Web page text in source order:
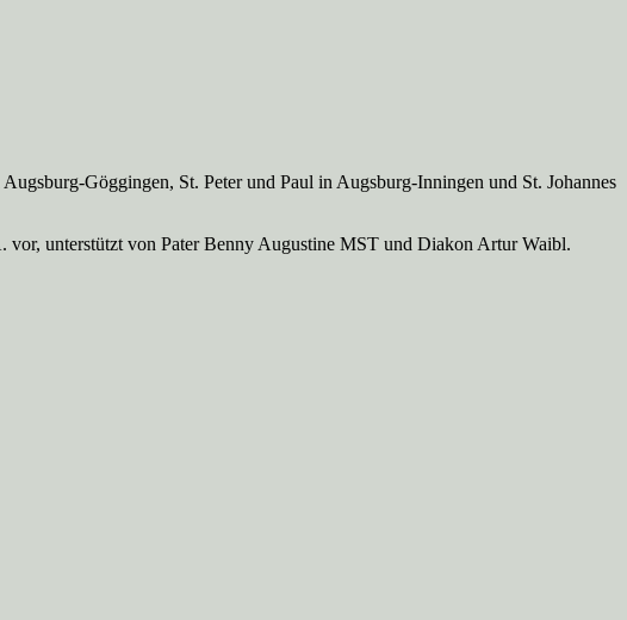
Göggingen, St. Peter und Paul in Augsburg-Inningen und St. Johannes
unterstützt von Pater Benny Augustine MST und Diakon Artur Waibl.